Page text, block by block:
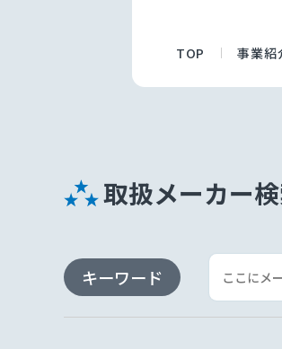
TOP 事業紹
取扱メーカー
キーワード